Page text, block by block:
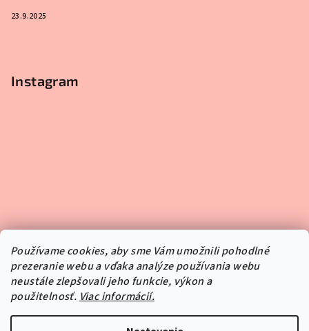
Používame cookies, aby sme Vám umožnili pohodlné
prezeranie webu a vďaka analýze používania webu
neustále zlepšovali jeho funkcie, výkon a
použitelnosť. Viac informácií.
23.9.2025
Instagram